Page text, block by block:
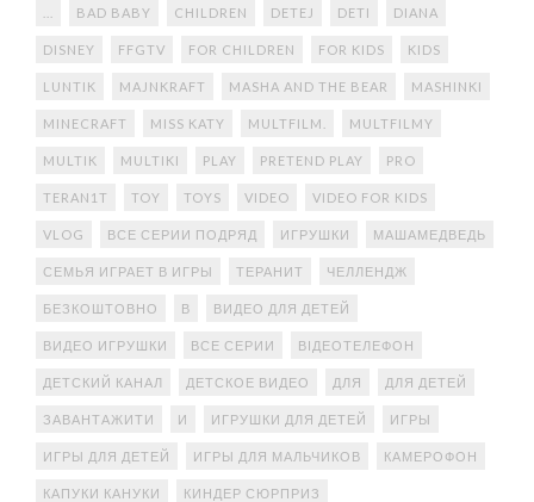
BAD BABY CHILDREN DETEJ DETI DIANA
DISNEY FFGTV FOR CHILDREN FOR KIDS KIDS
LUNTIK MAJNKRAFT MASHA AND THE BEAR MASHINKI
MINECRAFT MISS KATY MULTFILM. MULTFILMY
MULTIK MULTIKI PLAY PRETEND PLAY PRO
TERAN1T TOY TOYS VIDEO VIDEO FOR KIDS
VLOG ВСЕ СЕРИИ ПОДРЯД ИГРУШКИ МАШАМЕДВЕДЬ
СЕМЬЯ ИГРАЕТ В ИГРЫ ТЕРАНИТ ЧЕЛЛЕНДЖ
БЕЗКОШТОВНО В ВИДЕО ДЛЯ ДЕТЕЙ
ВИДЕО ИГРУШКИ ВСЕ СЕРИИ ВІДЕОТЕЛЕФОН
ДЕТСКИЙ КАНАЛ ДЕТСКОЕ ВИДЕО ДЛЯ ДЛЯ ДЕТЕЙ
ЗАВАНТАЖИТИ И ИГРУШКИ ДЛЯ ДЕТЕЙ ИГРЫ
ИГРЫ ДЛЯ ДЕТЕЙ ИГРЫ ДЛЯ МАЛЬЧИКОВ КАМЕРОФОН
КАПУКИ КАНУКИ КИНДЕР СЮРПРИЗ